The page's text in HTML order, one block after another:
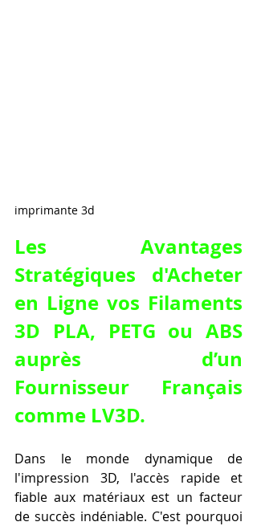
imprimante 3d
Les Avantages
Stratégiques d'Acheter
en Ligne vos Filaments
3D PLA, PETG ou ABS
auprès d’un
Fournisseur Français
comme LV3D.
Dans le monde dynamique de
l'impression 3D, l'accès rapide et
fiable aux matériaux est un facteur